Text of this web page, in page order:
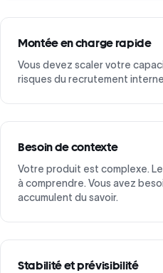
Montée en charge rapide
Vous devez scaler votre
risques du recrutement
Besoin de contexte
Votre produit est complexe.
à comprendre. Vous avez
accumulent du savoir.
Stabilité et prévisibilité